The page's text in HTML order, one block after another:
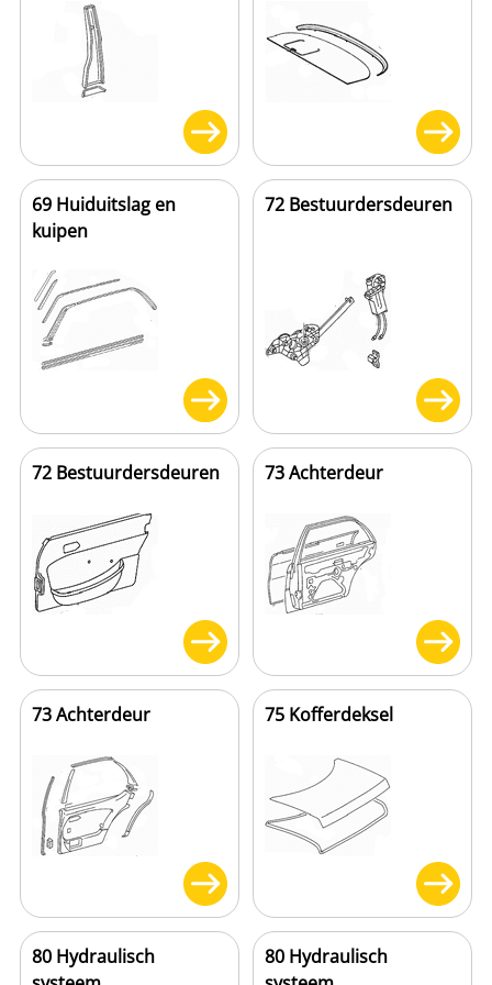
69 Huiduitslag en
kuipen
72 Bestuurdersdeuren
72 Bestuurdersdeuren 73 Achterdeur
73 Achterdeur 75 Kofferdeksel
80 Hydraulisch
80 Hydraulisch